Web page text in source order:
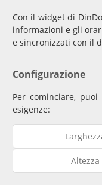
Con il widget di
informazioni e gli
e sincronizzati con il
Configurazione
Per cominciare,
esigenze: